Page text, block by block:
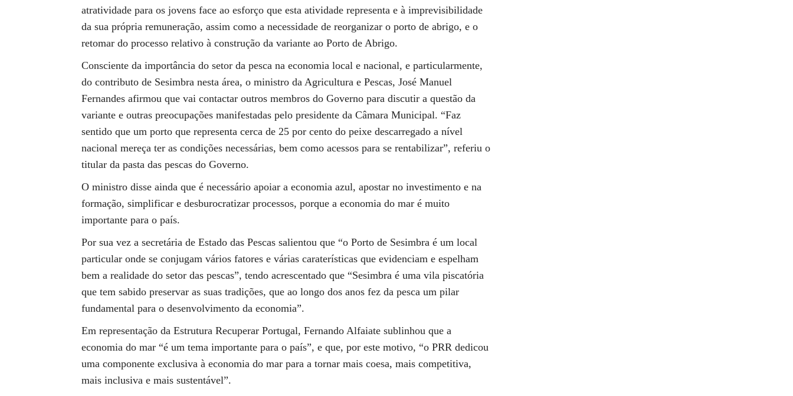
atratividade para os jovens face ao esforço que esta atividade representa e à imprevisibilidade
da sua própria remuneração, assim como a necessidade de reorganizar o porto de abrigo, e o
retomar do processo relativo à construção da variante ao Porto de Abrigo.
Consciente da importância do setor da pesca na economia local e nacional, e particularmente,
do contributo de Sesimbra nesta área, o ministro da Agricultura e Pescas, José Manuel
Fernandes afirmou que vai contactar outros membros do Governo para discutir a questão da
variante e outras preocupações manifestadas pelo presidente da Câmara Municipal. “Faz
sentido que um porto que representa cerca de 25 por cento do peixe descarregado a nível
nacional mereça ter as condições necessárias, bem como acessos para se rentabilizar”, referiu o
titular da pasta das pescas do Governo.
O ministro disse ainda que é necessário apoiar a economia azul, apostar no investimento e na
formação, simplificar e desburocratizar processos, porque a economia do mar é muito
importante para o país.
Por sua vez a secretária de Estado das Pescas salientou que “o Porto de Sesimbra é um local
particular onde se conjugam vários fatores e várias caraterísticas que evidenciam e espelham
bem a realidade do setor das pescas”, tendo acrescentado que “Sesimbra é uma vila piscatória
que tem sabido preservar as suas tradições, que ao longo dos anos fez da pesca um pilar
fundamental para o desenvolvimento da economia”.
Em representação da Estrutura Recuperar Portugal, Fernando Alfaiate sublinhou que a
economia do mar “é um tema importante para o país”, e que, por este motivo, “o PRR dedicou
uma componente exclusiva à economia do mar para a tornar mais coesa, mais competitiva,
mais inclusiva e mais sustentável”.